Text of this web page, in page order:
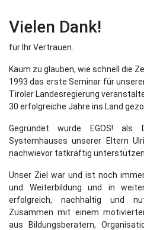
Vielen Dank!
für Ihr Vertrauen.
Kaum zu glauben, wie schnell die
1993 das erste Seminar für
Tiroler Landesregierung
30 erfolgreiche Jahre ins Land
Gegründet wurde EGOS! als
Systemhauses unserer Eltern
nachwievor tatkräftig unterstützen.
Unser Ziel war und ist noch
und Weiterbildung und in
erfolgreich, nachhaltig und
Zusammen mit einem
aus Bildungsberatern,